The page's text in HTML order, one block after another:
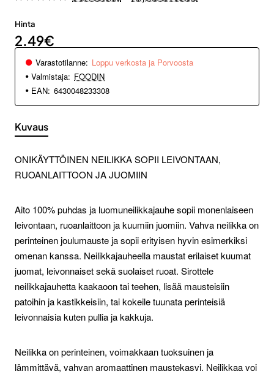
Hinta
2.49€
Varastotilanne: Loppu verkosta ja Porvoosta
Valmistaja: FOODIN
EAN: 6430048233308
Kuvaus
ONIKÄYTTÖINEN NEILIKKA SOPII LEIVONTAAN,
RUOANLAITTOON JA JUOMIIN
Aito 100% puhdas ja luomuneilikkajauhe sopii monenlaiseen
leivontaan, ruoanlaittoon ja kuumiin juomiin. Vahva neilikka on
perinteinen joulumauste ja sopii erityisen hyvin esimerkiksi
omenan kanssa. Neilikkajauheella maustat erilaiset kuumat
juomat, leivonnaiset sekä suolaiset ruoat. Sirottele
neilikkajauhetta kaakaoon tai teehen, lisää mausteisiin
patoihin ja kastikkeisiin, tai kokeile tuunata perinteisiä
leivonnaisia kuten pullia ja kakkuja.
Neilikka on perinteinen, voimakkaan tuoksuinen ja
lämmittävä, vahvan aromaattinen maustekasvi. Neilikkaa voi